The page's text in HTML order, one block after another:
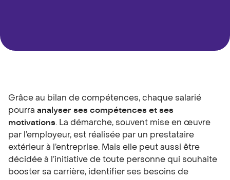
Grâce au bilan de compétences, chaque salarié
pourra analyser ses compétences et ses
motivations. La démarche, souvent mise en œuvre
par l’employeur, est réalisée par un prestataire
extérieur à l’entreprise. Mais elle peut aussi être
décidée à l’initiative de toute personne qui souhaite
booster sa carrière, identifier ses besoins de